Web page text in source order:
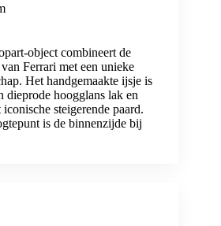
object combineert de
Ferrari met een unieke
Het handgemaakte ijsje is
dieprode hoogglans lak en
steigerende paard.
is de binnenzijde bij